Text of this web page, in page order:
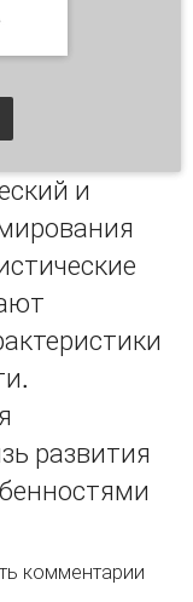
и
развития
И
комментарии